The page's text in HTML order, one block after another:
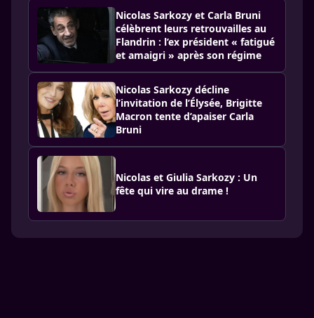
Nicolas Sarkozy et Carla Bruni
célèbrent leurs retrouvailles au
Flandrin : l’ex président « fatigué
et amaigri » après son régime
Nicolas Sarkozy décline
l’invitation de l’Élysée, Brigitte
Macron tente d’apaiser Carla
Bruni
Nicolas et Giulia Sarkozy : Un
fête qui vire au drame !